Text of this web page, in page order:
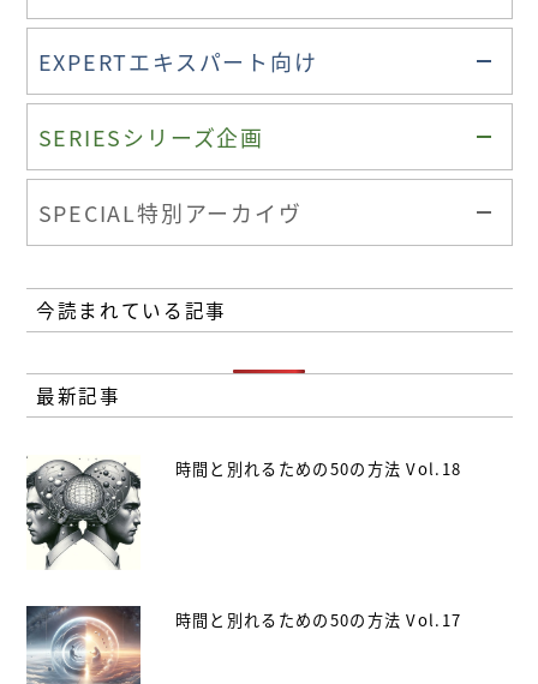
EXPERTエキスパート向け
SERIESシリーズ企画
SPECIAL特別アーカイヴ
今読まれている記事
最新記事
時間と別れるための50の方法 Vol.18
時間と別れるための50の方法 Vol.17